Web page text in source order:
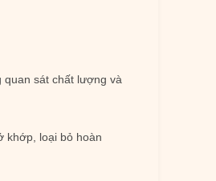
quan sát chất lượng và
khớp, loại bỏ hoàn